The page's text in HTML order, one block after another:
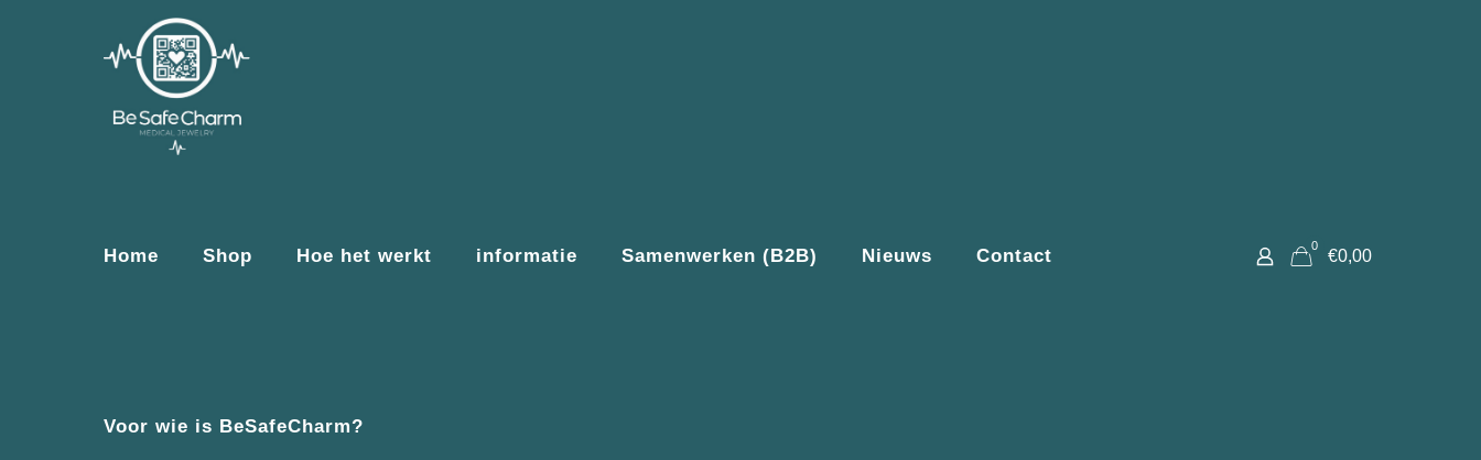
Home Shop Hoe het werkt informatie Samenwerken (B2B) Nieuws Contact
Voor wie is BeSafeCharm?
0
€0,00